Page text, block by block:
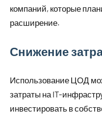
компаний, которые
расширение.
Снижение
Использование ЦОД
затраты на IT-
инвестировать в